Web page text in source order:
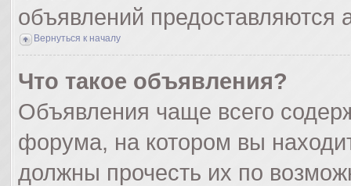
объявлений
Вернуться к началу
Что такое объявления?
Объявления чаще всего
форума, на котором вы
должны прочесть их по